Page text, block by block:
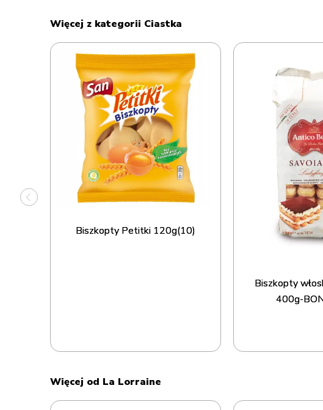
Więcej z kategorii Ciastka
Biszkopty Petitki 120g(10)
Biszkopty
400g-
Więcej od La Lorraine